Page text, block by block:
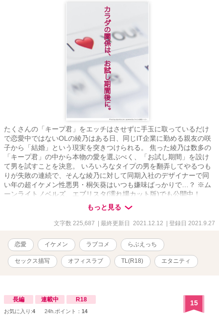
たくさんの「キープ君」をエッチはさせずに手玉に取っているだけ
で恋愛中ではないOLの綾乃はある日、同じIT企業に勤める親友の咲
子から「結婚」という現実を突きつけられる。 焦った綾乃は数多の
「キープ君」の中から本物の愛を選ぶべく、「お試し期間」を設け
て男を試すことを決意。 いろいろなタイプの男を翻弄してやるつも
りが失敗の連続で、そんな綾乃に対して同期入社のデザイナーで同
い年の超イケメン性悪男・桐矢葵はいつも嫌味ばっかりで…？ ※ム
ーンライトノベルズ、エブリスタ(濡れ場カット版)でも公開中！
※R-18指定 性描写が含まれる話数には、「※♡」をつけています。
主人公の恋人は、誰もが目を奪われるようなイケメン。 意地悪だが
口がうまく、主人公以外の女性に対してはまったく嫌味のない爽や
すが、たまに攻められると受けに徹して喘ぎます。…が、最終的に
はやはり倍返しという展開がオチ。 テクニシャンで言葉責めを多用
して女を翻弄するタイプ。 苦痛系や、暴力的な描写は一切ありませ
ん。 あくまで『甘い攻め』だと思って、暖かい目で見てもらえると
ニシーン多めですので、お好きな方はご自由にご堪能ください。
（笑） ※比喩的な文章はあまり使いません。 よって、あからさまな
性器の名称なども描写していますので、そういったものが苦手な方
もっと見る
文字数 225,687 | 最終更新日 2021.12.12 | 登録日 2021.9.27
恋愛 イケメン ラブコメ らぶえっち
セックス描写 オフィスラブ TL(R18) エタニティ
長編 連載中 R18
お気に入り:4 24h.ポイント： 14
15